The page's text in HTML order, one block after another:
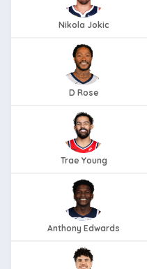
Nikola Jokic
D Rose
Trae Young
Anthony Edwards